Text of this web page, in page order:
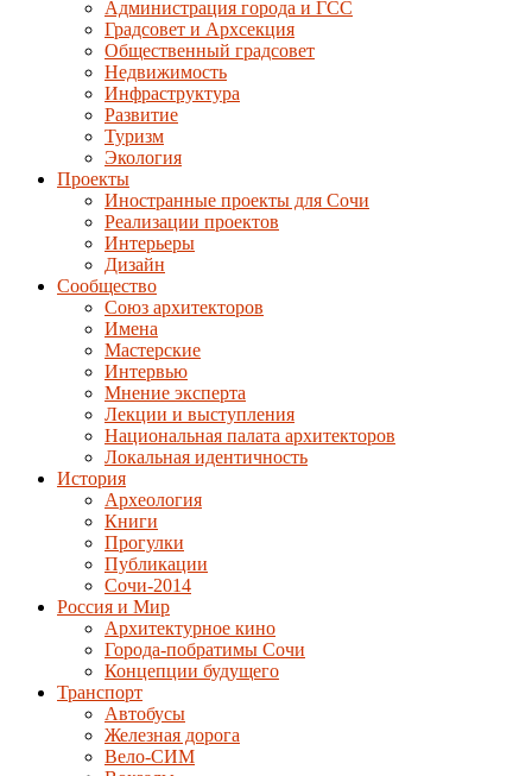
Администрация города и ГСС
Градсовет и Архсекция
Общественный градсовет
Недвижимость
Инфраструктура
Развитие
Туризм
Экология
Проекты
Иностранные проекты для Сочи
Реализации проектов
Интерьеры
Дизайн
Сообщество
Союз архитекторов
Имена
Мастерские
Интервью
Мнение эксперта
Лекции и выступления
Национальная палата архитекторов
Локальная идентичность
История
Археология
Книги
Прогулки
Публикации
Сочи-2014
Россия и Мир
Архитектурное кино
Города-побратимы Сочи
Концепции будущего
Транспорт
Автобусы
Железная дорога
Вело-СИМ